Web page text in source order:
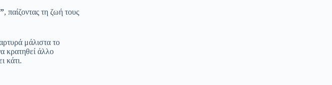
, παίζοντας τη ζωή τους
μάλιστα το
κρατηθεί άλλο
κάτι.